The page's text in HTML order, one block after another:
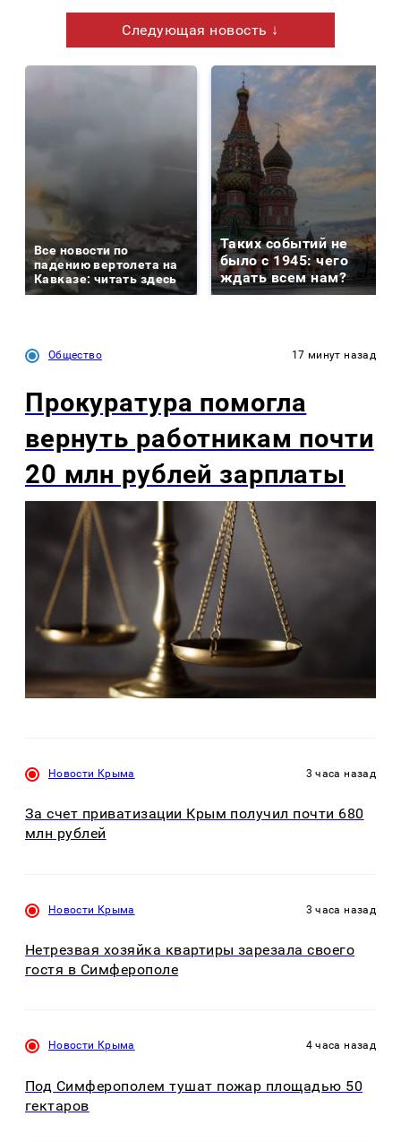
Следующая новость ↓
Все новости по
падению вертолета на
Кавказе: читать здесь
Таких событий не
было с 1945: чего
ждать всем нам?
Общество 17 минут назад
Прокуратура помогла
вернуть работникам почти
20 млн рублей зарплаты
Новости Крыма 3 часа назад
За счет приватизации Крым получил почти 680
млн рублей
Новости Крыма 3 часа назад
Нетрезвая хозяйка квартиры зарезала своего
гостя в Симферополе
Новости Крыма 4 часа назад
Под Симферополем тушат пожар площадью 50
гектаров